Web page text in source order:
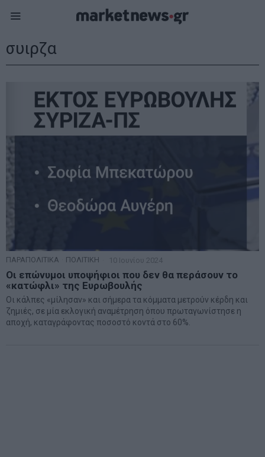
συιρζα
ΠΑΡΑΠΟΛΙΤΙΚΑ ΠΟΛΙΤΙΚΗ 10 Ιουνίου 2024
Οι επώνυμοι υποψήφιοι που δεν θα περάσουν το
«κατώφλι» της Ευρωβουλής
Οι κάλπες «μίλησαν» και σήμερα τα κόμματα μετρούν κέρδη και
ζημιές, σε μία εκλογική αναμέτρηση όπου πρωταγωνίστησε η
αποχή, καταγράφοντας ποσοστό κοντά στο 60%.